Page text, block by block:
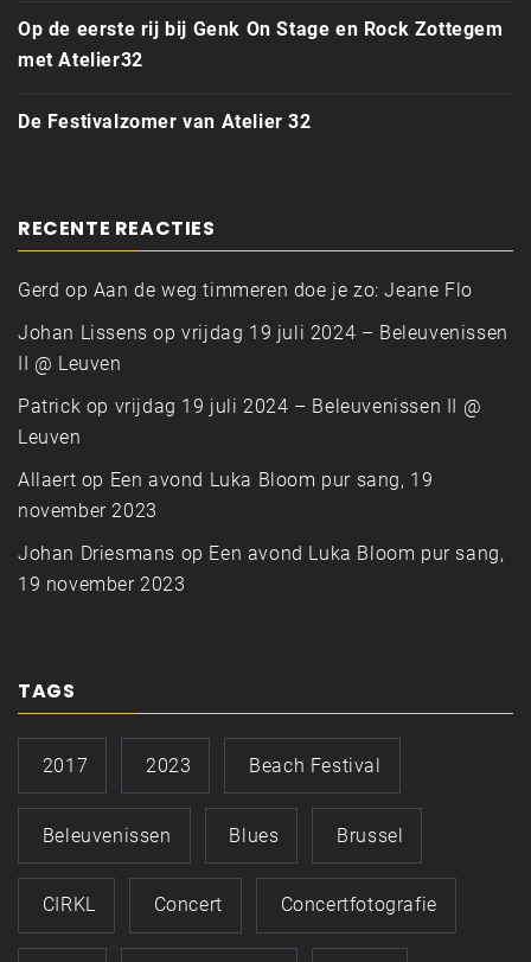
Op de eerste rij bij Genk On Stage en Rock Zottegem
met Atelier32
De Festivalzomer van Atelier 32
RECENTE REACTIES
Gerd op Aan de weg timmeren doe je zo: Jeane Flo
Johan Lissens opvrijdag 19 juli 2024 – Beleuvenissen
II @ Leuven
Patrick op vrijdag 19 juli 2024 – Beleuvenissen II @
Leuven
Allaert op Een avond Luka Bloom pur sang, 19
november 2023
Johan Driesmans op Een avond Luka Bloom pur sang,
19 november 2023
TAGS
2017 2023 Beach Festival
Beleuvenissen Blues Brussel
CIRKL Concert Concertfotografie